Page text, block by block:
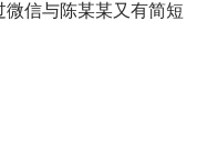
微信与陈某某又有简短